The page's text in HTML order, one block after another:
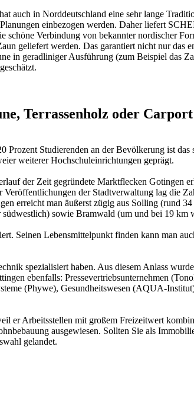
auch in Norddeutschland eine sehr lange
einbezogen werden. Daher liefert
Verbindung von bekannter nordischer
geliefert werden. Das garantiert nicht nur das
in geradliniger Ausführung (zum Beispiel das
Terrassenholz oder
Studierenden an der Bevölkerung ist
weiterer Hochschuleinrichtungen geprägt.
der Zeit gegründete Marktflecken Gotingen
Veröffentlichungen der Stadtverwaltung lag die
erreicht man äußerst zügig aus Solling (rund
sowie Bramwald (um und bei 19 km
Seinen Lebensmittelpunkt finden kann man
spezialisiert haben. Aus diesem Anlass
ebenfalls: Pressevertriebsunternehmen
(Phywe), Gesundheitswesen (AQUA-
er Arbeitsstellen mit großem Freizeitwert
ausgewiesen. Sollten Sie als
gelandet.